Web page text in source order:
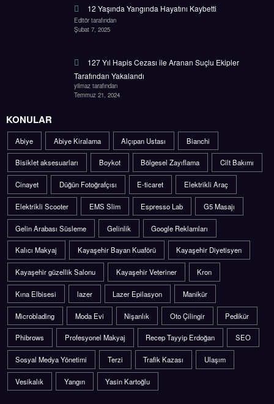
Editör tarafından
Şubat 7, 2025
yilmaz tarafından
Temmuz 21, 2024
KONULAR
Abiye Abiye Kiralama Alçıpan Ustası Bianchi
Bisiklet aksesuarları Boykot Bölgesel Zayıflama Cilt Bakımı
Cinayet Düğün Fotoğrafçısı E-ticaret Elektrikli Araç
Elektrikli Scooter EMS Slim Espresso Lab G5 Masajı
Gelin Arabası Süsleme Gelinlik Google Reklamları
Kalıcı Makyaj Kayaşehir Bayan Kuaförü Kayaşehir Diyetisyen
Kayaşehir güzellik Salonu Kayaşehir Veteriner Kron
Kına Elbisesi lazer Lazer Epilasyon Manikür
Microblading Moda Evi Nişanlık Oto Çilingir Pedikür
Phibrows Profesyonel Makyaj Recep Tayyip Erdoğan SEO
Sosyal Medya Yönetimi Terzi Trafik Kazası Ulaşım
Vesikalık Yangın Yasin Kartoğlu